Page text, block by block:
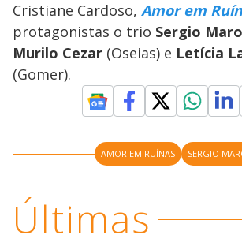
Cristiane Cardoso, Amor em
protagonistas o trio Sergio
Murilo Cezar (Oseias) e Letícia
(Gomer).
AMOR EM RUÍNAS SERGIO
Últimas